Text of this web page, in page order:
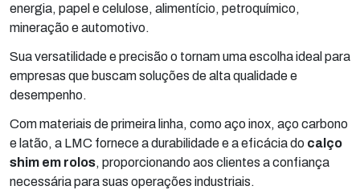
energia, papel e celulose, alimentício, petroquímico,
mineração e automotivo.
Sua versatilidade e precisão o tornam uma escolha ideal para
empresas que buscam soluções de alta qualidade e
desempenho.
Com materiais de primeira linha, como aço inox, aço carbono
e latão, a LMC fornece a durabilidade e a eficácia do calço
shim em rolos, proporcionando aos clientes a confiança
necessária para suas operações industriais.